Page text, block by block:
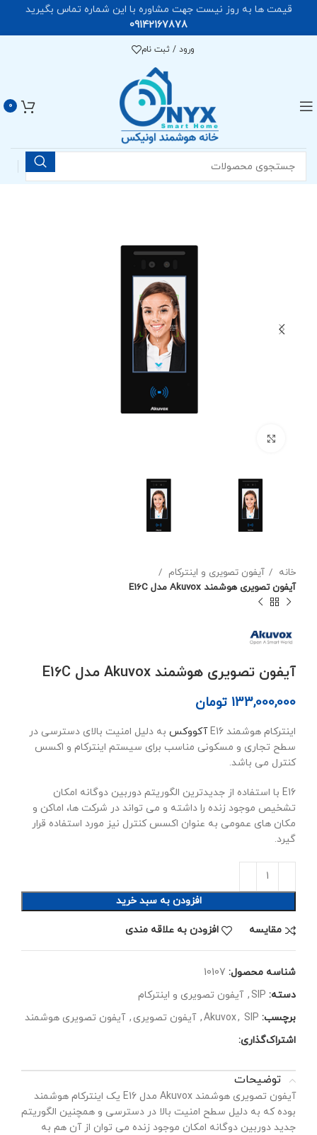
ورود / ثبت نام
0
خانه
آیفون تصویری و اینترکام
آیفون تصویری هوشمند Akuvox مدل E16C
آیفون تصویری هوشمند Akuvox مدل E16C
133,000,000 تومان
اینترکام هوشمند E16 آکووکس به دلیل امنیت بالای دسترسی در
سطح تجاری و مسکونی مناسب برای سیستم اینترکام و اکسس
کنترل می باشد.
E16 با استفاده از جدیدترین الگوریتم دوربین دوگانه امکان
تشخیص موجود زنده را داشته و می تواند در شرکت ها، اماکن و
مکان های عمومی به عنوان اکسس کنترل نیز مورد استفاده قرار
گیرد.
افزودن به سبد خرید
مقايسه افزودن به علاقه مندی
شناسه محصول: 10107
دسته: SIP
, آیفون تصویری و اینترکام
برچسب:
Akuvox, SIP
, آیفون تصویری , آیفون تصویری هوشمند
اشتراک‌گذاری:
توضیحات
آیفون تصویری هوشمند Akuvox مدل E16 یک اینترکام هوشمند
بوده که به دلیل سطح امنیت بالا در دسترسی و همچنین الگوریتم
جدید دوربین دوگانه امکان موجود زنده می توان از آن هم به
قیمت ها به روز نیست جهت مشاوره با این شماره تماس بگیرید
09142167878